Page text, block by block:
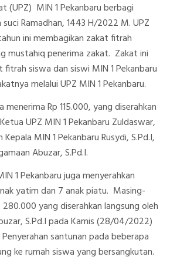
Pekanbaru
Berbagi
Kebahagiaan,
Salurkan
Zakat
Kepada
Mustahiq
Di
MIN
Pekanbaru
(UPZ) MIN 1 Pekanbaru berbagi
Ramadhan, 1443 H/2022 M. UPZ
ini membagikan zakat fitrah
mustahiq penerima zakat. Zakat ini
siswa dan siswi MIN 1 Pekanbaru
melalui UPZ MIN 1 Pekanbaru.
Rp 115.000, yang diserahkan
UPZ MIN 1 Pekanbaru Zuldaswar,
MIN 1 Pekanbaru Rusydi, S.Pd.I,
Abuzar, S.Pd.I.
1 Pekanbaru juga menyerahkan
yatim dan 7 anak piatu. Masing-
yang diserahkan langsung oleh
S.Pd.I pada Kamis (28/04/2022)
santunan pada beberapa
ke rumah siswa yang bersangkutan.